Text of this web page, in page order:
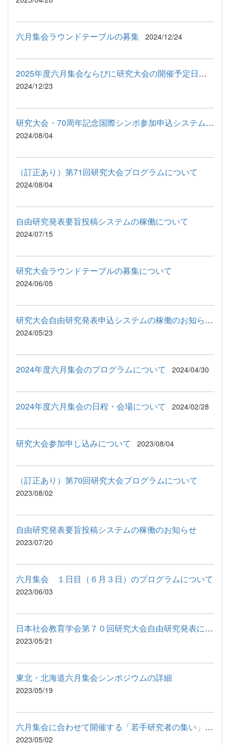
六月集会ラウンドテーブルの募集 2024/12/24
2025年度六月集会ならびに研究大会の開催予定日について
2024/12/23
研究大会・70周年記念国際シンポ参加申込システムの稼働について
2024/08/04
（訂正あり）第71回研究大会プログラムについて
2024/08/04
自由研究発表要旨投稿システムの稼働について
2024/07/15
研究大会ラウンドテーブルの募集について
2024/06/05
研究大会自由研究発表申込システムの稼働のお知らせ（第71回研究...
2024/05/23
2024年度六月集会のプログラムについて 2024/04/30
2024年度六月集会の日程・会場について 2024/02/28
研究大会参加申し込みについて 2023/08/04
（訂正あり）第70回研究大会プログラムについて
2023/08/02
自由研究発表要旨投稿システムの稼働のお知らせ
2023/07/20
六月集会 １日目（６月３日）のプログラムについて
2023/06/03
日本社会教育学会第７０回研究大会自由研究発表について
2023/05/21
東北・北海道六月集会シンポジウムの詳細
2023/05/19
六月集会に合わせて開催する「若手研究者の集い」のご案内
2023/05/02